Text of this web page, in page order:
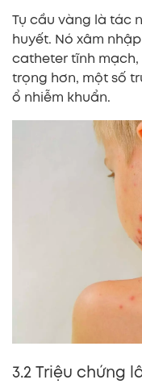
Tụ cầu vàng là tác
huyết. Nó xâm
catheter tĩnh mạch,
trọng hơn, một số
ổ nhiễm khuẩn.
3.2 Triệu chứng